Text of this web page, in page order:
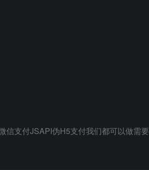
支付JSAPI伪H5支付我们都可以做需